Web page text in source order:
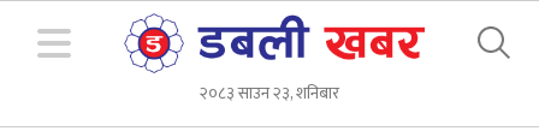
२०८३ साउन २३, शनिबार